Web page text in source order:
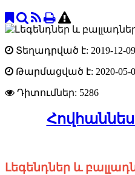
Տեղադրված է: 2019-12-09
Թարմացված է: 2020-05-
Դիտումներ: 5286
Լեգենդներ և